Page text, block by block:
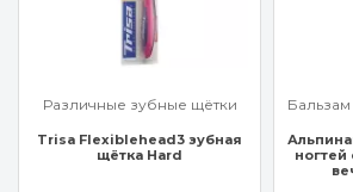
Различные зубные щётки
Trisa Flexiblehead3 зубная
щётка Hard